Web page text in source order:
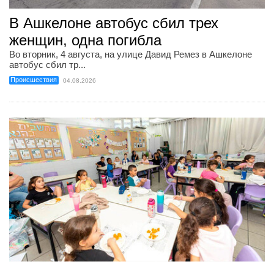
В Ашкелоне автобус сбил трех
женщин, одна погибла
Во вторник, 4 августа, на улице Давид Ремез в Ашкелоне
автобус сбил тр...
Происшествия 04.08.2026